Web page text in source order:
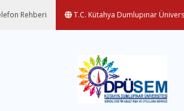
Rehberi T.C. Kütahya Dumlupınar